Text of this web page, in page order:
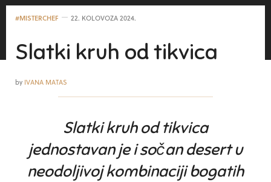
#MISTERCHEF 22. KOLOVOZA 2024.
Slatki kruh od tikvica
by IVANA MATAS
Slatki kruh od tikvica
jednostavan je i sočan desert u
neodoljivoj kombinaciji bogatih